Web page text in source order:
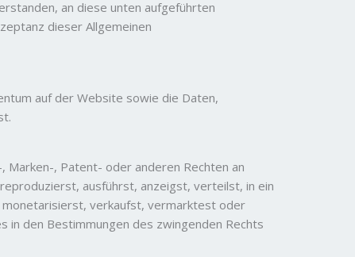
an diese unten aufgeführten
dieser Allgemeinen
auf der Website sowie die Daten,
, Patent- oder anderen Rechten an
ausführst, anzeigst, verteilst, in ein
verkaufst, vermarktest oder
in den Bestimmungen des zwingenden Rechts